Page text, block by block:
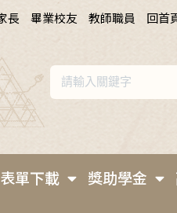
長 畢業校友 教師職員 回首
表單下載 獎助學金